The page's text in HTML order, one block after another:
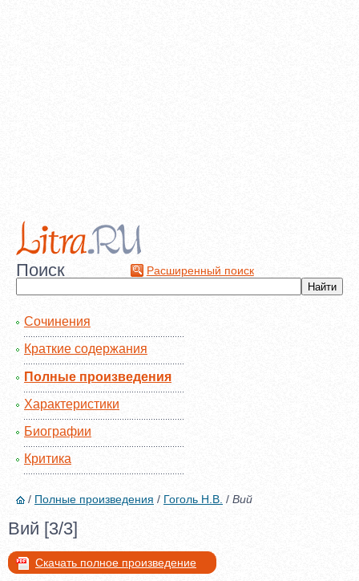
Поиск Расширенный поиск
Сочинения
Краткие содержания
Полные произведения
Характеристики
Биографии
Критика
/ Полные произведения / Гоголь Н.В. / Вий
Вий [3/3]
Скачать полное произведение